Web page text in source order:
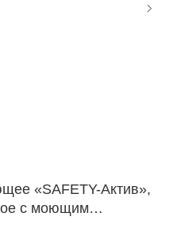
«SAFETY-Актив»,
с моющим